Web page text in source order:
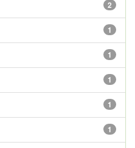
2
1
1
1
1
1